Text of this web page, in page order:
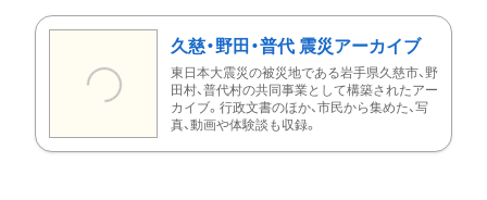
久慈・野田・普代 震災アーカイブ
東日本大震災の被災地である岩手県久慈市、野
田村、普代村の共同事業として構築されたアー
カイブ。行政文書のほか、市民から集めた、写
真、動画や体験談も収録。